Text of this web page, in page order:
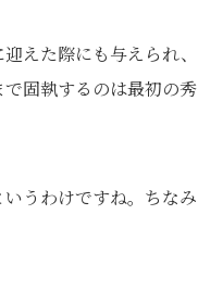
えた際にも与えられ、
固執するのは最初の秀
うわけですね。ちなみ